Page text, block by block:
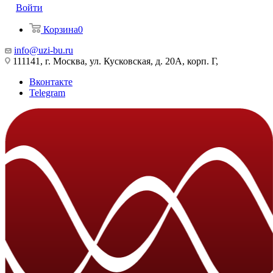
Войти
Корзина0
info@uzi-bu.ru
111141, г. Москва, ул. Кусковская, д. 20А, корп. Г,
Вконтакте
Telegram